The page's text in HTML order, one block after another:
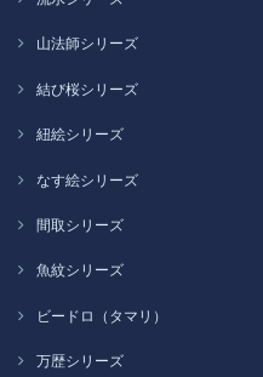
山法師シリーズ
結び桜シリーズ
紐絵シリーズ
なす絵シリーズ
間取シリーズ
魚紋シリーズ
ビードロ（タマリ）
万歴シリーズ